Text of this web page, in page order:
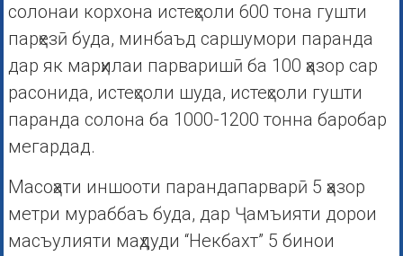
солонаи корхона истеҳсоли 600 тона гушти
парҳезӣ буда, минбаъд саршумори паранда
дар як марҳилаи парваришӣ ба 100 ҳазор сар
расонида, истеҳсоли шуда, истеҳсоли гушти
паранда солона ба 1000-1200 тонна баробар
мегардад.
Масоҳати иншооти парандапарварӣ 5 ҳазор
метри мураббаъ буда, дар Ҷамъияти дорои
масъулияти маҳдуди “Некбахт” 5 бинои